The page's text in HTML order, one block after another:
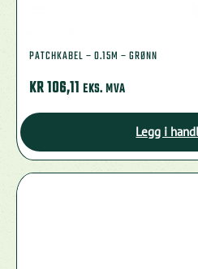
PATCHKABEL – 0.15M – GRØNN
KR106,11 EKS. MVA
Legg i